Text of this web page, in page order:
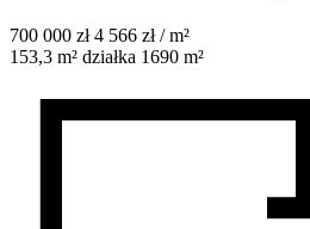
700 000 zł 4 566 zł / m²
153,3 m² działka 1690 m²